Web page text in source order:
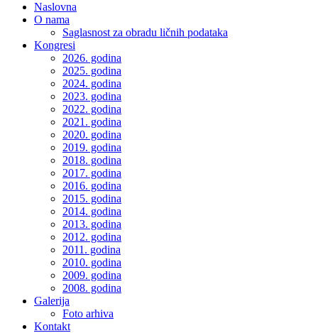
Naslovna
O nama
Saglasnost za obradu ličnih podataka
Kongresi
2026. godina
2025. godina
2024. godina
2023. godina
2022. godina
2021. godina
2020. godina
2019. godina
2018. godina
2017. godina
2016. godina
2015. godina
2014. godina
2013. godina
2012. godina
2011. godina
2010. godina
2009. godina
2008. godina
Galerija
Foto arhiva
Kontakt